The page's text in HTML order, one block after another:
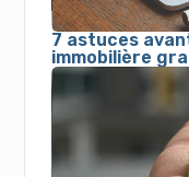
7 astuces
immobilière